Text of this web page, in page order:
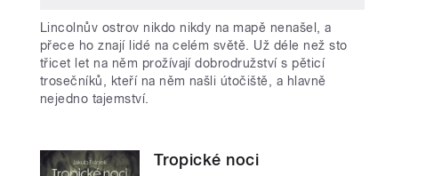
Lincolnův ostrov nikdo nikdy na mapě nenašel, a
přece ho znají lidé na celém světě. Už déle než sto
třicet let na něm prožívají dobrodružství s pěticí
trosečníků, kteří na něm našli útočiště, a hlavně
nejedno tajemství.
Tropické noci